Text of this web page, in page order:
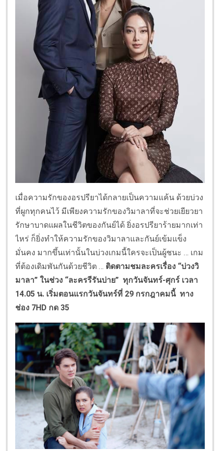
เมื่อความรักของอรปรียาได้กลายเป็นความแค้น ด้วยบ่วง
ที่ผูกทุกคนไว้ มีเพียงความรักของวิมาลาที่จะช่วยเยียวยา
รักษาบาดแผลในชีวิตของกันย์ได้ ยิ่งอรปรียาร้ายมากเท่า
ไหร่ ก็ยิ่งทำให้ความรักของวิมาลาและกันย์เข้มแข็ง
มั่นคง มากขึ้นเท่านั้นในบ่วงเกมนี้ใครจะเป็นผู้ชนะ … เกม
ที่ต้องเดิมพันกันด้วยชีวิต … ติดตามชมละครเรื่อง “บ่วงวิ
มาลา” ในช่วง “ละครรีรันบ่าย” ทุกวันจันทร์-ศุกร์ เวลา
14.05 น. เริ่มตอนแรกวันจันทร์ที่ 29 กรกฎาคมนี้ ทาง
ช่อง 7HD กด 35